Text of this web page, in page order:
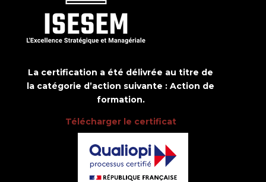
La certification a été délivrée au titre de
la catégorie d’action suivante : Action de
formation.
Télécharger le certificat